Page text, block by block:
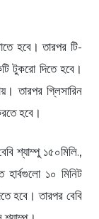
হবে। তারপর টি-
টুকরো দিতে হবে।
তারপর গ্লিসারিন
হবে।
শ্যাম্পু ১৫০মিলি.,
হার্বগুলো ১০ মিনিট
হবে। তারপর বেবি